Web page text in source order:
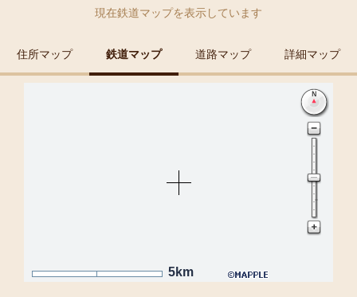
現在鉄道マップを表示しています
住所マップ 鉄道マップ 道路マップ 詳細マップ
5km